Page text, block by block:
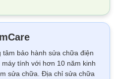
tâm bảo hành sửa chữa điện
máy tính với hơn 10 năm kinh
sửa chữa. Địa chỉ sửa chữa